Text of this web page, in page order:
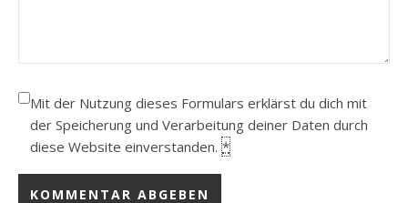
Mit der Nutzung dieses Formulars erklärst du dich mit
der Speicherung und Verarbeitung deiner Daten durch
diese Website einverstanden. *